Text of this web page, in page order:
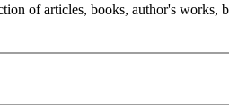
of articles, books, author's